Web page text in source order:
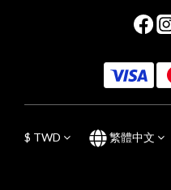
$ TWD 繁體中文